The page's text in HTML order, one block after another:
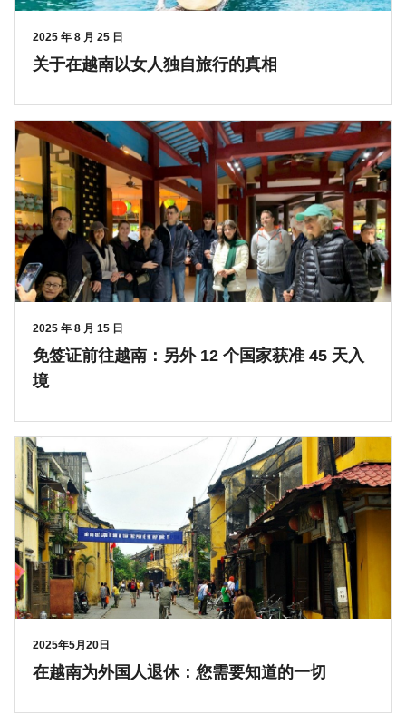
2025 年 8 月 25 日
关于在越南以女人独自旅行的真相
2025 年 8 月 15 日
免签证前往越南：另外 12 个国家获准 45 天入
境
2025年5月20日
在越南为外国人退休：您需要知道的一切